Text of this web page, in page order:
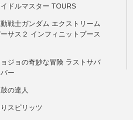
ドルマスター TOURS
戦士ガンダム エクストリーム
サス２ インフィニットブース
ジョの奇妙な冒険 ラストサバ
ー
の達人
スピリッツ